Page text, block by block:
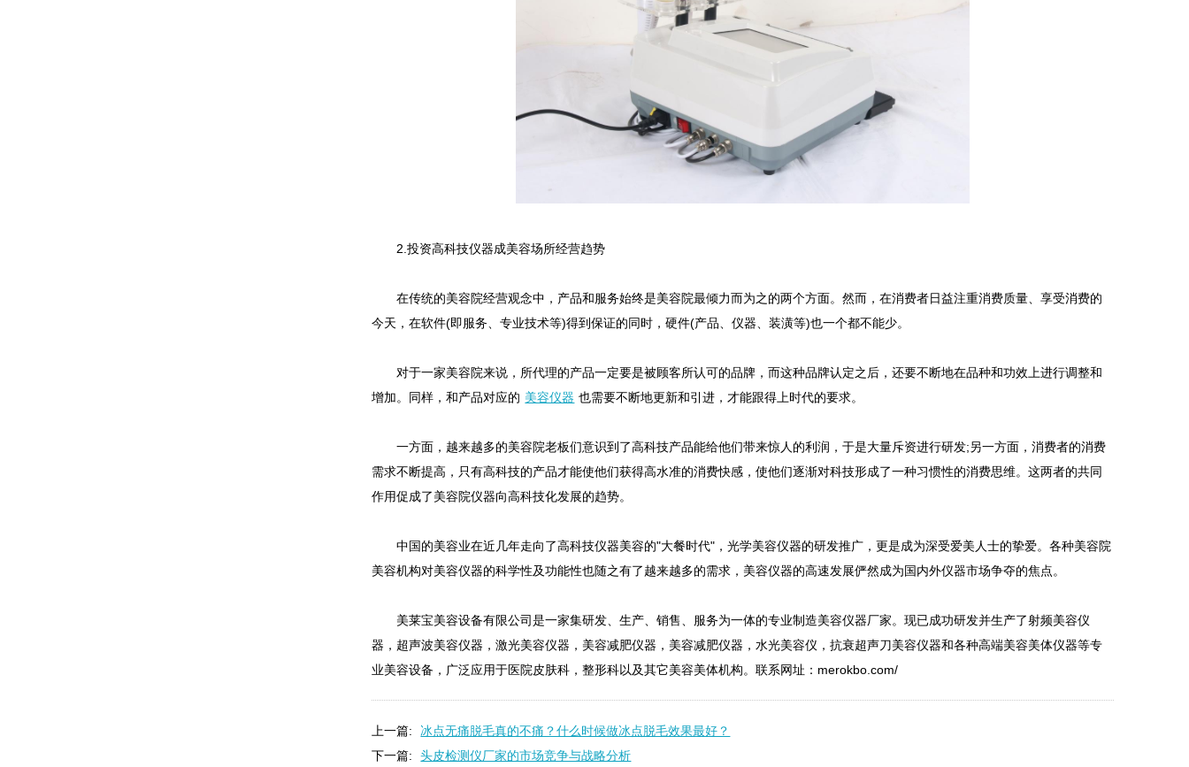
2.投资高科技仪器成美容场所经营趋势
在传统的美容院经营观念中，产品和服务始终是美容院最倾力而为之的两个方面。然而，在消费者日益注重消费质量、享受消费的
今天，在软件(即服务、专业技术等)得到保证的同时，硬件(产品、仪器、装潢等)也一个都不能少。
对于一家美容院来说，所代理的产品一定要是被顾客所认可的品牌，而这种品牌认定之后，还要不断地在品种和功效上进行调整和
增加。同样，和产品对应的 美容仪器 也需要不断地更新和引进，才能跟得上时代的要求。
一方面，越来越多的美容院老板们意识到了高科技产品能给他们带来惊人的利润，于是大量斥资进行研发;另一方面，消费者的消费
需求不断提高，只有高科技的产品才能使他们获得高水准的消费快感，使他们逐渐对科技形成了一种习惯性的消费思维。这两者的共同
作用促成了美容院仪器向高科技化发展的趋势。
中国的美容业在近几年走向了高科技仪器美容的"大餐时代"，光学美容仪器的研发推广，更是成为深受爱美人士的挚爱。各种美容院
美容机构对美容仪器的科学性及功能性也随之有了越来越多的需求，美容仪器的高速发展俨然成为国内外仪器市场争夺的焦点。
美莱宝美容设备有限公司是一家集研发、生产、销售、服务为一体的专业制造美容仪器厂家。现已成功研发并生产了射频美容仪
器，超声波美容仪器，激光美容仪器，美容减肥仪器，美容减肥仪器，水光美容仪，抗衰超声刀美容仪器和各种高端美容美体仪器等专
业美容设备，广泛应用于医院皮肤科，整形科以及其它美容美体机构。联系网址：merokbo.com/
上一篇:
冰点无痛脱毛真的不痛？什么时候做冰点脱毛效果最好？
下一篇:
头皮检测仪厂家的市场竞争与战略分析